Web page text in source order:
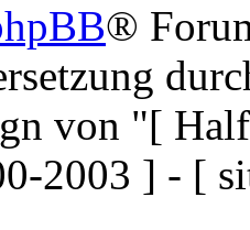
®
von "[
2003 ] - [